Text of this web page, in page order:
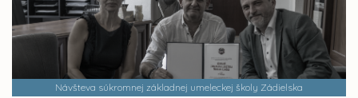
Návšteva súkromnej základnej umeleckej školy Zádielska